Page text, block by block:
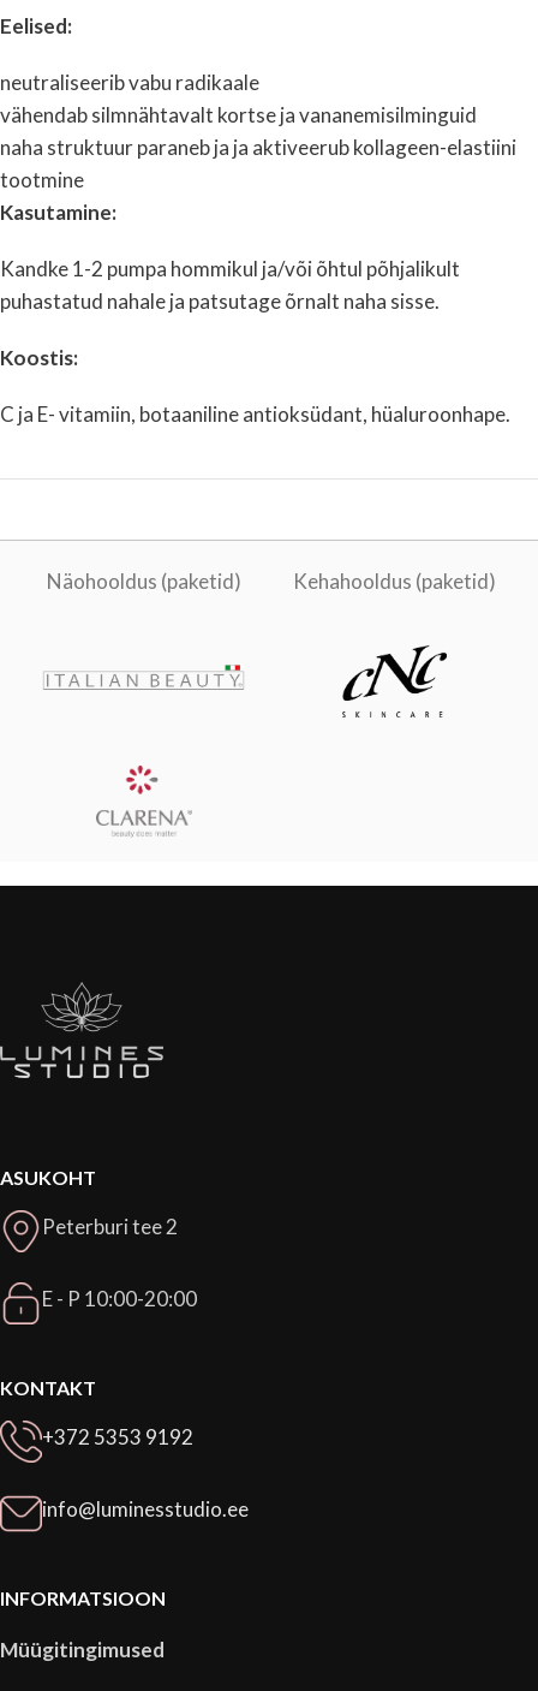
Eelised:
neutraliseerib vabu radikaale
vähendab silmnähtavalt kortse ja vananemisilminguid
naha struktuur paraneb ja ja aktiveerub kollageen-elastiini
tootmine
Kasutamine:
Kandke 1-2 pumpa hommikul ja/või õhtul põhjalikult
puhastatud nahale ja patsutage õrnalt naha sisse.
Koostis:
C ja E- vitamiin, botaaniline antioksüdant, hüaluroonhape.
Näohooldus (paketid) Kehahooldus (paketid)
ASUKOHT
Peterburi tee 2
E - P 10:00-20:00
KONTAKT
+372 5353 9192
info@luminesstudio.ee
INFORMATSIOON
Müügitingimused